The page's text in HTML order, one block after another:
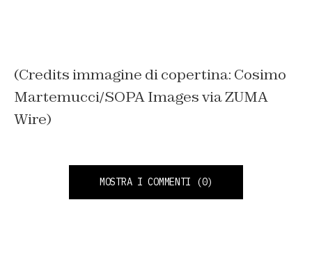
(Credits immagine di copertina: Cosimo
Martemucci/SOPA Images via ZUMA
Wire)
MOSTRA I COMMENTI (0)